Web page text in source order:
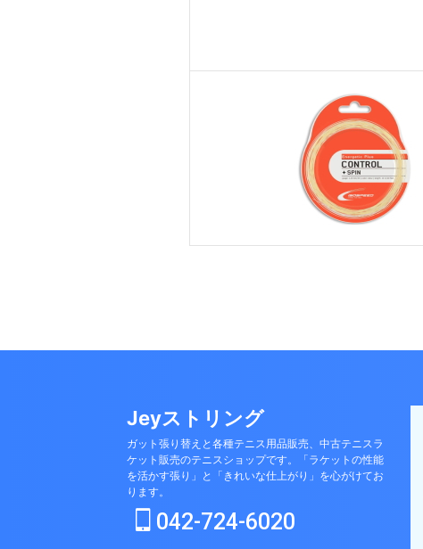
Jeyストリング
ガット張り替えと各種テニス用品販売、中古テニスラ
ケット販売のテニスショップです。「ラケットの性能
を活かす張り」と「きれいな仕上がり」を心がけてお
ります。
042-724-6020